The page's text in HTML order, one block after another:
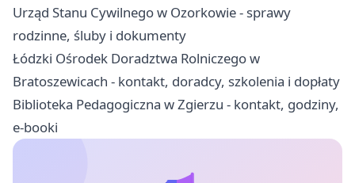
Urząd Stanu Cywilnego w Ozorkowie - sprawy
rodzinne, śluby i dokumenty
Łódzki Ośrodek Doradztwa Rolniczego w
Bratoszewicach - kontakt, doradcy, szkolenia i dopłaty
Biblioteka Pedagogiczna w Zgierzu - kontakt, godziny,
e-booki